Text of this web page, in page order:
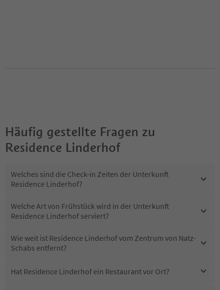
Häufig gestellte Fragen zu
Residence Linderhof
Welches sind die Check-in Zeiten der Unterkunft
Residence Linderhof?
Welche Art von Frühstück wird in der Unterkunft
Residence Linderhof serviert?
Wie weit ist Residence Linderhof vom Zentrum von Natz-
Schabs entfernt?
Hat Residence Linderhof ein Restaurant vor Ort?